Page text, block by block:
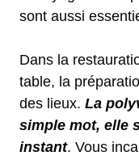
sont aussi
Dans la
table, la
des lieux. La
simple mot, elle
instant. Vous